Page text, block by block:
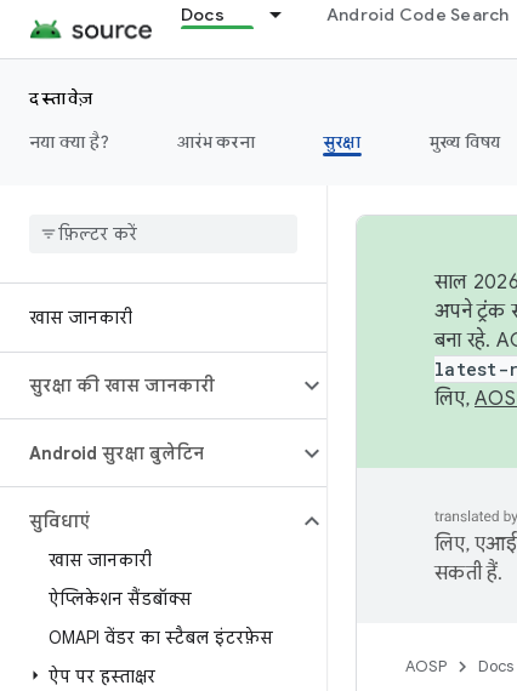
Docs Android Code Search
दस्तावेज़
नया क्या है?
आरंभ करना सुरक्षा मुख्य विषय
खास जानकारी
सुरक्षा की खास जानकारी
Android सुरक्षा बुलेटिन
सुविधाएं
खास जानकारी
ऐप्लिकेशन सैंडबॉक्स
OMAPI वेंडर का स्टैबल इंटरफ़ेस
ऐप पर हस्ताक्षर
साल
अपने ट्रंक
बना रहे.
latest-
लिए,
लिए, एआई
सकती हैं.
AOSP Docs